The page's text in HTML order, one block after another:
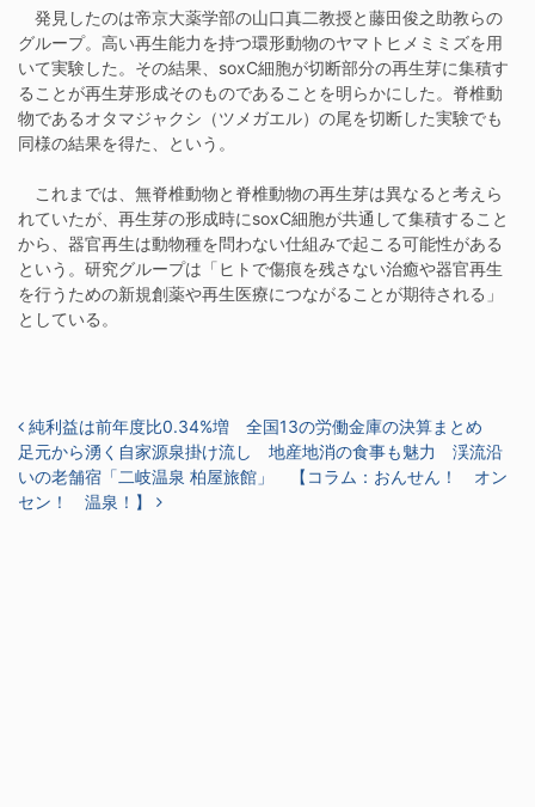
発見したのは帝京大薬学部の山口真二教授と藤田俊之助教らの
グループ。高い再生能力を持つ環形動物のヤマトヒメミミズを用
いて実験した。その結果、soxC細胞が切断部分の再生芽に集積す
ることが再生芽形成そのものであることを明らかにした。脊椎動
物であるオタマジャクシ（ツメガエル）の尾を切断した実験でも
同様の結果を得た、という。
これまでは、無脊椎動物と脊椎動物の再生芽は異なると考えら
れていたが、再生芽の形成時にsoxC細胞が共通して集積すること
から、器官再生は動物種を問わない仕組みで起こる可能性がある
という。研究グループは「ヒトで傷痕を残さない治癒や器官再生
を行うための新規創薬や再生医療につながることが期待される」
としている。
投稿ナビゲーション
純利益は前年度比0.34%増 全国13の労働金庫の決算まとめ
足元から湧く自家源泉掛け流し 地産地消の食事も魅力 渓流沿
いの老舗宿「二岐温泉 柏屋旅館」 【コラム：おんせん！ オン
セン！ 温泉！】